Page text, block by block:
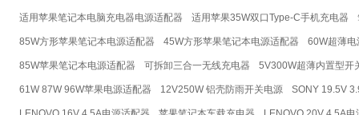
适用苹果笔记本电脑充电器电源适配器 适用苹果35W双口Type-C手机充电器
85W方形苹果笔记本电源适配器 45W方形苹果笔记本电源适配器 60W超薄
85W苹果笔记本电源适配器 可拆卸三合一无线充电器 5V300W超薄内置型开
61W 87W 96W苹果电源适配器 12V250W 铝壳防雨开关电源 SONY 19.5V